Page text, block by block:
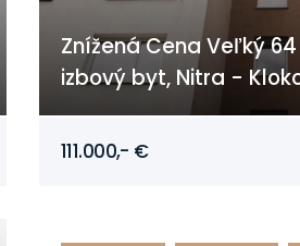
Znížená Cena Veľký
izbový byt, Nitra -
111.000,- €